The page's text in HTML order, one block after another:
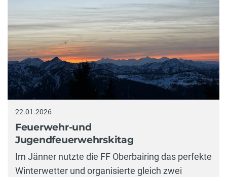
22.01.2026
Feuerwehr-und
Jugendfeuerwehrskitag
Im Jänner nutzte die FF Oberbairing das perfekte
Winterwetter und organisierte gleich zwei